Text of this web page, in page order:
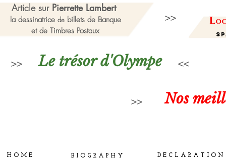
Article sur Pierrette Lambert
la dessinatrice debillets de Banque
et de Timbres Postaux
L
Le trésor d'Olympe
Nos
H O M E B I O G R A P H Y D E C L A R A T I O N